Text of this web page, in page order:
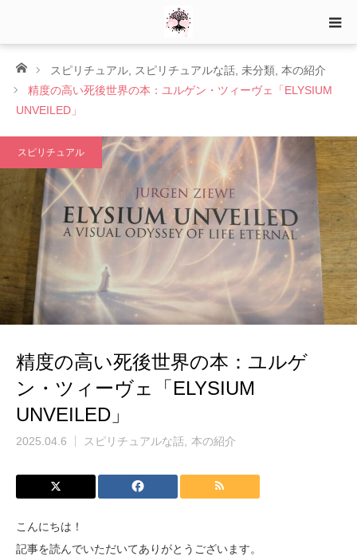
ホームスピリチュアル スピリチュアルな話 未分類 本の紹介
精度の高い死後世界の本：ユルゲン・ツィーヴェ「ELYSIUM
UNVEILED」
スピリチュアル
精度の高い死後世界の本：ユルゲ
ン・ツィーヴェ「ELYSIUM
UNVEILED」
2025.04.6 スピリチュアルな話 本の紹介
こんにちは！
記事を読んでいただいてありがとうございます。